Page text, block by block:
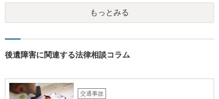
があり、写真や見積書を送ってもらい、請求金額が正当化をちゃんと
チェックする必要があります。 相談者様の資力がどれだけあるのかは
分かりませんが、資力に応じた対応をして行くほかありません。 訴訟
ャラクターの問題もあるので、どうすればよいのかという正解はあり
合によっては交渉を任せた方がいいかもしれません。
もっとみる
後遺障害に関連する法律相談コラム
交通事故